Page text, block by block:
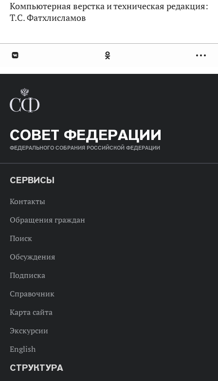
Компьютерная верстка и техническая редакция:
Т.С. Фатхлисламов
СОВЕТ ФЕДЕРАЦИИ
ФЕДЕРАЛЬНОГО СОБРАНИЯ РОССИЙСКОЙ ФЕДЕРАЦИИ
СЕРВИСЫ
Контакты
Обращения граждан
Поиск
Обсуждения
Подписка
Справочник
Карта сайта
Экскурсии
English
СТРУКТУРА